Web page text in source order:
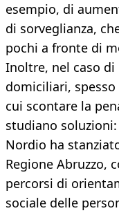
esempio, di
di sorveglianza,
pochi a fronte di
Inoltre, nel caso di
domiciliari,
cui scontare la
studiano
Nordio ha
Regione Abruzzo,
percorsi di
sociale delle